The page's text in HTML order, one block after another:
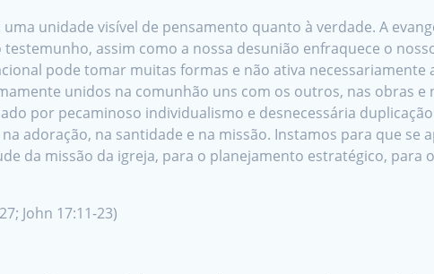
unidade visível de pensamento quanto à verdade. A
assim como a nossa desunião enfraquece o
pode tomar muitas formas e não ativa necessariamente
unidos na comunhão uns com os outros, nas obras e
por pecaminoso individualismo e desnecessária
adoração, na santidade e na missão. Instamos para que se
da missão da igreja, para o planejamento estratégico, para
John 17:11-23)